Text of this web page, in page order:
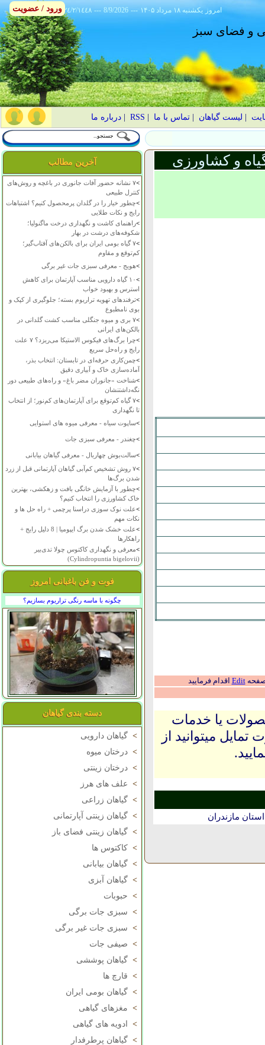
٢٤/٢/١٤٤٨ --- 8/9/2026 --- ۱۴۰۵ يکشنبه ۱۸ مرداد امروز
و فضای سبز
لیست گیاهان |تماس با ما RSS
|درباره ما
آخرین مطالب
>
۷ نشانه حضور آفات جانوری در باغچه و روش‌های
کنترل طبیعی
>چطور خیار را در گلدان پرمحصول کنیم؟ اشتباهات
رایج و نکات طلایی
>راهنمای کاشت و نگهداری درخت ماگنولیا؛
شکوفه‌های درشت در بهار
>
۷ گیاه بومی ایران برای بالکن‌های آفتاب‌گیر؛
کم‌توقع و مقاوم
>هویج - معرفی سبزی جات غیر برگی
>
۱۰ گیاه دارویی مناسب آپارتمان برای کاهش
استرس و بهبود خواب
>ترفندهای تهویه تراریوم بسته؛ جلوگیری از کپک و
بوی نامطبوع
>
۷ بری و میوه جنگلی مناسب کشت گلدانی در
بالکن‌های ایرانی
>
چرا برگ‌های فیکوس الاستیکا می‌ریزد؟ ۷ علت
رایج و راه‌حل سریع
>چمن‌کاری حرفه‌ای در تابستان: انتخاب بذر،
آماده‌سازی خاک و آبیاری دقیق
>شناخت «جانوران مضر باغ» و راه‌های طبیعی دور
نگه‌داشتنشان
>
۷ گیاه کم‌توقع برای آپارتمان‌های کم‌نور؛ از انتخاب
تا نگهداری
>ساپوت سیاه - معرفی میوه های استوایی
>چغندر - معرفی سبزی جات
>سالت‌بوش چهاربال - معرفی گیاهان بیابانی
>
۷ روش تشخیص کم‌آبی گیاهان آپارتمانی قبل از زرد
شدن برگ‌ها
>چطور با آزمایش خانگی بافت و زهکشی، بهترین
خاک کشاورزی را انتخاب کنیم؟
>علت نوک سوزی دراسنا پرچمی + راه حل ها و
نکات مهم
>
علت خشک شدن برگ ایپومیا | 8 دلیل رایج +
راهکارها
>معرفی و نگهداری کاکتوس چولا تدی‌بیر
(Cylindropuntia bigelovii)
فوت و فن باغبانی امروز
چگونه با ماسه رنگی تراریوم بسازیم؟
دسته بندی گیاهان
> گیاهان دارویی
> درختان میوه
> درختان زینتی
> علف های هرز
> گیاهان زراعی
> گیاهان زینتی آپارتمانی
> گیاهان زینتی فضای باز
> کاکتوس ها
> گیاهان بیابانی
> گیاهان آبزی
> حبوبات
> سبزی جات برگی
> سبزی جات غیر برگی
> صیفی جات
> گیاهان پوششی
> قارچ ها
> گیاهان بومی ایران
> مغزهای گیاهی
>
ادویه های گیاهی
> گیاهان پرطرفدار
و کشاورزی
صفحهEdit اقدام فرمایید
یا خدمات
میتوانید از
مازندران
ورود / عضویت